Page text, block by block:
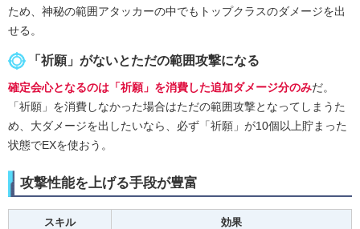
ため、神秘の範囲アタッカーの中でもトップクラスのダメージを出
せる。
「祈願」がないとただの範囲攻撃になる
確定会心となるのは「祈願」を消費した追加ダメージ分のみだ。
「祈願」を消費しなかった場合はただの範囲攻撃となってしまうた
め、大ダメージを出したいなら、必ず「祈願」が10個以上貯まった
状態でEXを使おう。
攻撃性能を上げる手段が豊富
スキル 効果